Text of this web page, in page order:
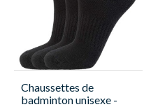
Chaussettes de
badminton unisexe -